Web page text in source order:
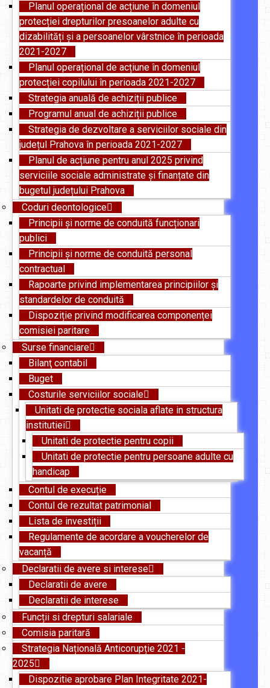
Planul operațional de acțiune în domeniul
protecției drepturilor presoanelor adulte cu
dizabilități și a persoanelor vârstnice în perioada
2021-2027
Planul operațional de acțiune în domeniul
protecției copilului în perioada 2021-2027
Strategia anuală de achiziții publice
Programul anual de achiziții publice
Strategia de dezvoltare a serviciilor sociale din
județul Prahova în perioada 2021-2027
Planul de acțiune pentru anul 2025 privind
serviciile sociale administrate și finanțate din
bugetul județului Prahova
Coduri deontologice
Principii și norme de conduită funcționari
publici
Principii și norme de conduită personal
contractual
Rapoarte privind implementarea principiilor și
standardelor de conduită
Dispoziție privind modificarea componenței
comisiei paritare
Surse financiare
Bilanţ contabil
Buget
Costurile serviciilor sociale
Unitati de protectie sociala aflate in structura
institutiei
Unitati de protectie pentru copii
Unitati de protectie pentru persoane adulte cu
handicap
Contul de execuție
Contul de rezultat patrimonial
Lista de investiții
Regulamente de acordare a voucherelor de
vacanță
Declaratii de avere si interese
Declaratii de avere
Declaratii de interese
Funcții si drepturi salariale
Comisia paritară
Strategia Națională Anticorupție 2021 -
2025
Dispozitie aprobare Plan Integritate 2021-